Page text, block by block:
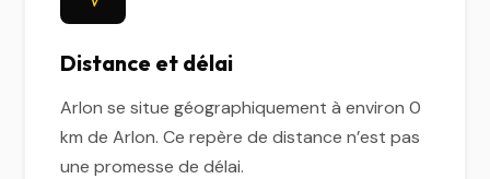
Distance et délai
Arlon se situe géographiquement à environ 0
km de Arlon. Ce repère de distance n’est pas
une promesse de délai.